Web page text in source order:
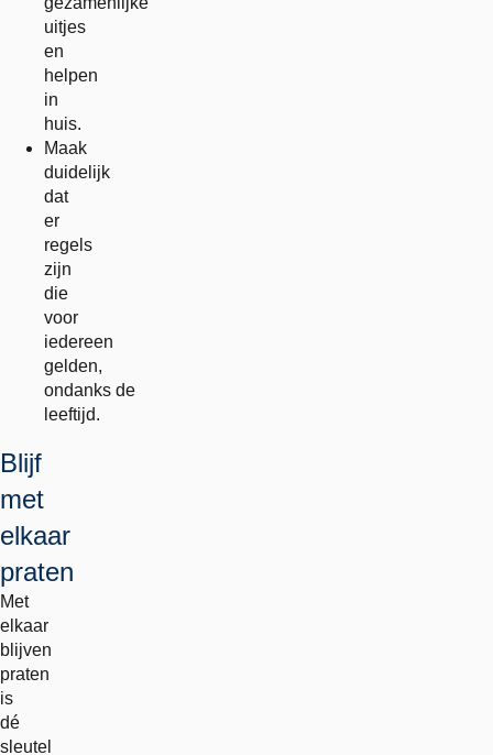
uitjes
en
helpen
in
huis.
Maak
duidelijk
dat
er
regels
zijn
die
voor
iedereen
gelden,
ondanks de
leeftijd.
Blijf
met
elkaar
praten
Met
elkaar
blijven
praten
is
dé
sleutel